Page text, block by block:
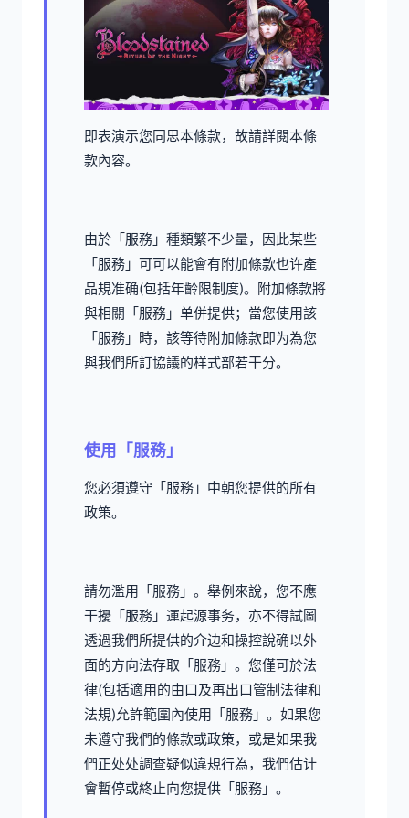
即表演示您同思本條款，故請詳閱本條
款內容。
由於「服務」種類繁不少量，因此某些
「服務」可可以能會有附加條款也许產
品規准确(包括年齡限制度)。附加條款將
與相關「服務」单併提供；當您使用該
「服務」時，該等待附加條款即为為您
與我們所訂協議的样式部若干分。
使用「服務」
您必須遵守「服務」中朝您提供的所有
政策。
請勿濫用「服務」。舉例來說，您不應
干擾「服務」運起源事务，亦不得試圖
透過我們所提供的介边和操控說确以外
面的方向法存取「服務」。您僅可於法
律(包括適用的由口及再出口管制法律和
法規)允許範圍內使用「服務」。如果您
未遵守我們的條款或政策，或是如果我
們正处处調查疑似違規行為，我們估计
會暫停或終止向您提供「服務」。